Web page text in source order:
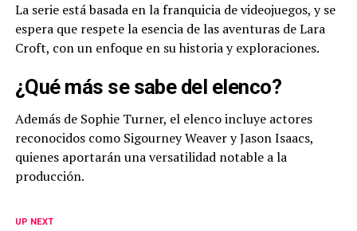
La serie está basada en la franquicia de videojuegos, y se
espera que respete la esencia de las aventuras de Lara
Croft, con un enfoque en su historia y exploraciones.
¿Qué más se sabe del elenco?
Además de Sophie Turner, el elenco incluye actores
reconocidos como Sigourney Weaver y Jason Isaacs,
quienes aportarán una versatilidad notable a la
producción.
UP NEXT